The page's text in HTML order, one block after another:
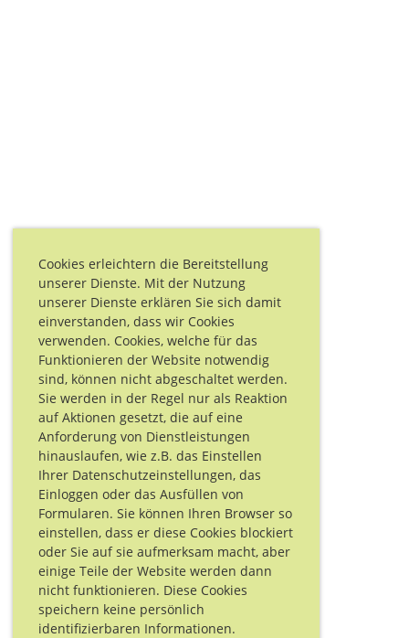
Cookies erleichtern die Bereitstellung
unserer Dienste. Mit der Nutzung
unserer Dienste erklären Sie sich damit
einverstanden, dass wir Cookies
verwenden. Cookies, welche für das
Funktionieren der Website notwendig
sind, können nicht abgeschaltet werden.
Sie werden in der Regel nur als Reaktion
auf Aktionen gesetzt, die auf eine
Anforderung von Dienstleistungen
hinauslaufen, wie z.B. das Einstellen
Ihrer Datenschutzeinstellungen, das
Einloggen oder das Ausfüllen von
Formularen. Sie können Ihren Browser so
einstellen, dass er diese Cookies blockiert
oder Sie auf sie aufmerksam macht, aber
einige Teile der Website werden dann
nicht funktionieren. Diese Cookies
speichern keine persönlich
identifizierbaren Informationen.